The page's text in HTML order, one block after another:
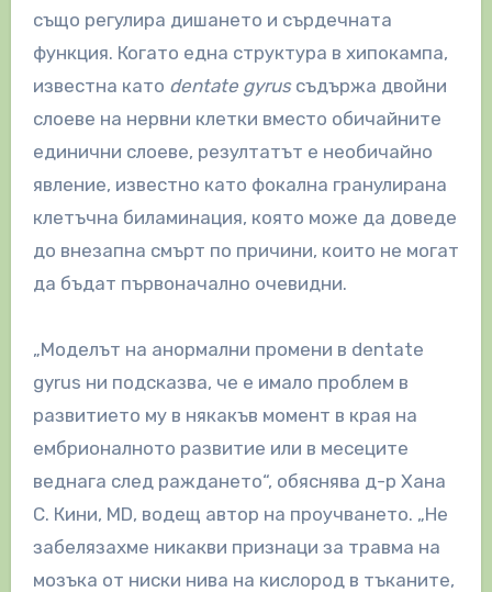
също регулира дишането и сърдечната
функция. Когато една структура в хипокампа,
известна като dentate gyrusсъдържа двойни
слоеве на нервни клетки вместо обичайните
единични слоеве, резултатът е необичайно
явление, известно като фокална гранулирана
клетъчна биламинация, която може да доведе
до внезапна смърт по причини, които не могат
да бъдат първоначално очевидни.
„Моделът на анормални промени в dentate
gyrus ни подсказва, че е имало проблем в
развитието му в някакъв момент в края на
ембрионалното развитие или в месеците
веднага след раждането“, обяснява д-р Хана
C. Кини, MD, водещ автор на проучването. „Не
забелязахме никакви признаци за травма на
мозъка от ниски нива на кислород в тъканите,